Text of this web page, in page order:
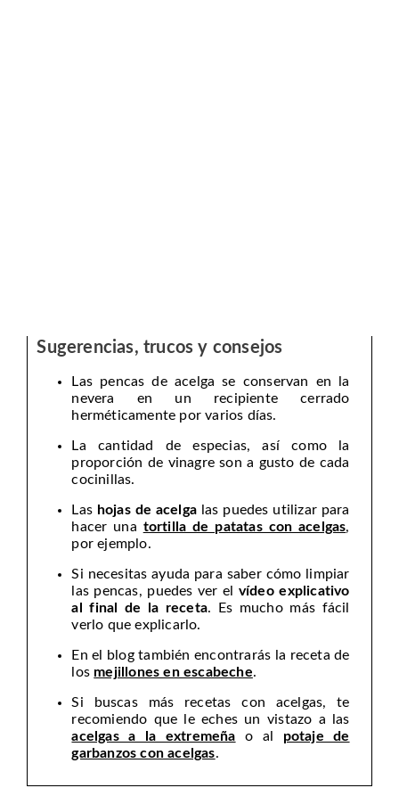
Sugerencias, trucos y consejos
Las pencas de acelga se conservan en la
nevera en un recipiente cerrado
herméticamente por varios días.
La cantidad de especias, así como la
proporción de vinagre son a gusto de cada
cocinillas.
Las hojas de acelga las puedes utilizar para
hacer una tortilla de patatas con acelgas,
por ejemplo.
Si necesitas ayuda para saber cómo limpiar
las pencas, puedes ver el vídeo explicativo
al final de la receta. Es mucho más fácil
verlo que explicarlo.
En el blog también encontrarás la receta de
los mejillones en escabeche.
Si buscas más recetas con acelgas, te
recomiendo que le eches un vistazo a las
acelgas a la extremeña o al potaje de
garbanzos con acelgas.